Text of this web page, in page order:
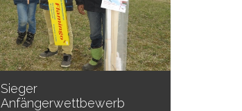
Sieger
Anfängerwettbewerb